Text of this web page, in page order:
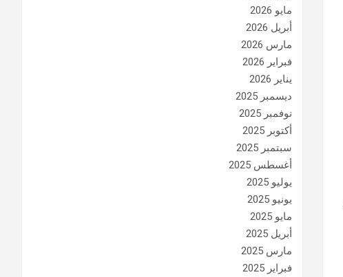
مايو 2026
أبريل 2026
مارس 2026
فبراير 2026
يناير 2026
ديسمبر 2025
نوفمبر 2025
أكتوبر 2025
سبتمبر 2025
أغسطس 2025
يوليو 2025
يونيو 2025
مايو 2025
أبريل 2025
مارس 2025
فبراير 2025